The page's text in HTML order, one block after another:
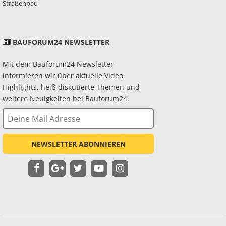
Straßenbau
BAUFORUM24 NEWSLETTER
Mit dem Bauforum24 Newsletter
informieren wir über aktuelle Video
Highlights, heiß diskutierte Themen und
weitere Neuigkeiten bei Bauforum24.
NEWSLETTER ABONNIEREN